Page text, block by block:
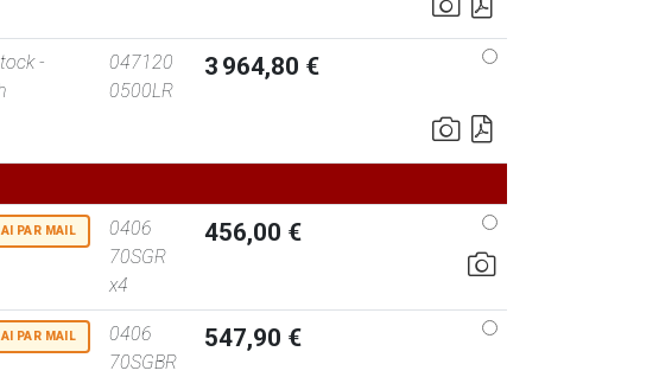
-
047120
0500LR
3 964,80 €
PAR MAIL
0406
70SGR
x4
456,00 €
PAR MAIL
0406
70SGBR
547,90 €